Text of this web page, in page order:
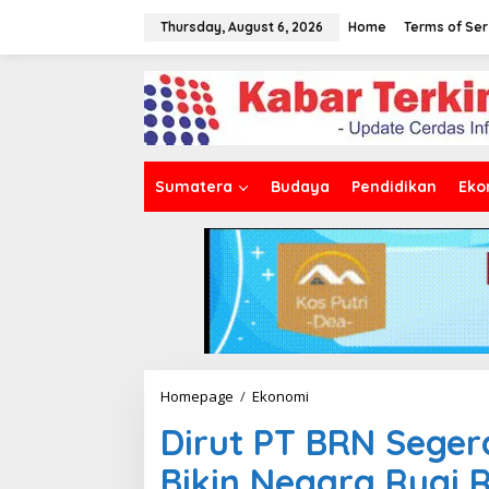
Thursday, August 6, 2026 Home Terms of
Sumatera Budaya Pendidikan
Homepage / Ekonomi
r
u
t
Dirut PT BRN